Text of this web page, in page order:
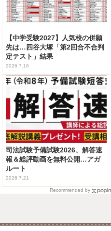
【中学受験2027】人気校の併願
先は…四谷大塚「第2回合不合判
定テスト」結果
2026.7.16
司法試験予備試験2026、解答速
報＆総評動画を無料公開…アガ
ルート
2026.7.21
Recommended by